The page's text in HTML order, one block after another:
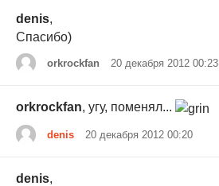
denis,
Спасибо)
orkrockfan 20 декабря 2012 00:23
orkrockfan, угу, поменял...
denis 20 декабря 2012 00:20
denis,